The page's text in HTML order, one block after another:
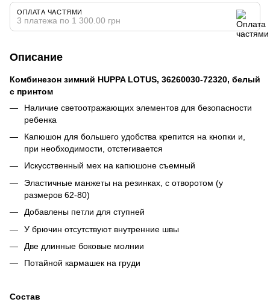
ОПЛАТА ЧАСТЯМИ
3 платежа по 1 300.00 грн
Описание
Комбинезон зимний HUPPA LOTUS, 36260030-72320, белый
с принтом
Наличие светоотражающих элементов для безопасности
ребенка
Капюшон для большего удобства крепится на кнопки и,
при необходимости, отстегивается
Искусственный мех на капюшоне съемный
Эластичные манжеты на резинках, с отворотом (у
размеров 62-80)
Добавлены петли для ступней
У брючин отсутствуют внутренние швы
Две длинные боковые молнии
Потайной кармашек на груди
Состав